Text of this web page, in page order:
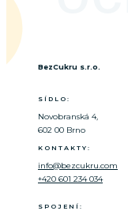
BezCukru s.r.o.
SÍDLO:
Novobranská 4,
602 00 Brno
KONTAKTY:
info@bezcukru.com
+420 601 234 034
SPOJENÍ: